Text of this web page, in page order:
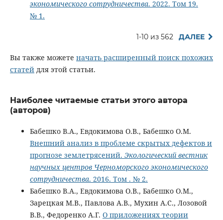
экономического сотрудничества. 2022. Том 19.
№ 1.
1-10 из 562 ДАЛЕЕ
Вы также можете начать расширенный поиск похожих
статейдля этой статьи.
Наиболее читаемые статьи этого автора
(авторов)
Бабешко В.А., Евдокимова О.В., Бабешко О.М.
Внешний анализ в проблеме скрытых дефектов и
прогнозе землетрясений. Экологический вестник
научных центров Черноморского экономического
сотрудничества. 2016. Том . № 2.
Бабешко В.А., Евдокимова О.В., Бабешко О.М.,
Зарецкая М.В., Павлова А.В., Мухин А.С., Лозовой
В.В., Федоренко А.Г. О приложениях теории